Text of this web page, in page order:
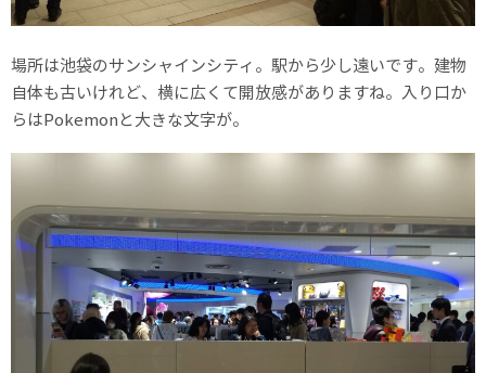
場所は池袋のサンシャインシティ。駅から少し遠いです。建物
自体も古いけれど、横に広くて開放感がありますね。入り口か
らはPokemonと大きな文字が。